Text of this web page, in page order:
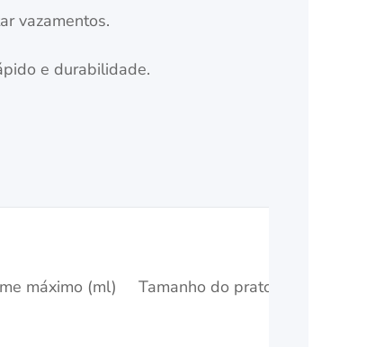
vazamentos.
e durabilidade.
máximo (ml) Tamanho do prato (mm)